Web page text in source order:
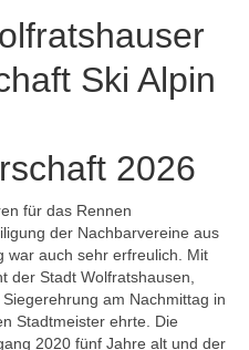
Ski Alpin
2026
für das Rennen
der Nachbarvereine aus
war auch sehr erfreulich. Mit
der Stadt Wolfratshausen,
am Nachmittag in
Stadtmeister ehrte. Die
2020 fünf Jahre alt und der